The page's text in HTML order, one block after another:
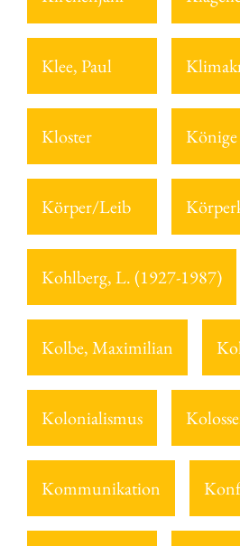
Klee, Paul
Kloster
Körper/Leib
Kohlberg, L. (1927-1987)
Kolbe, Maximilian
Kolonialismus
Kommunikation